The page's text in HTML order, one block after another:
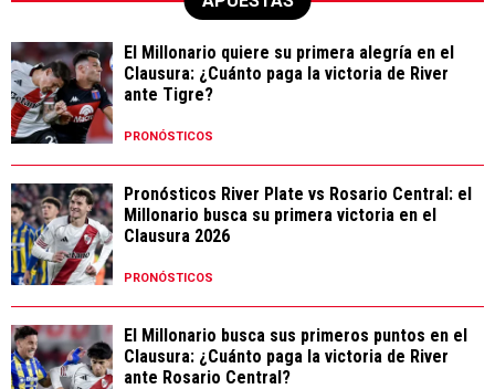
El Millonario quiere su primera alegría en el
Clausura: ¿Cuánto paga la victoria de River
ante Tigre?
PRONÓSTICOS
Pronósticos River Plate vs Rosario Central: el
Millonario busca su primera victoria en el
Clausura 2026
PRONÓSTICOS
El Millonario busca sus primeros puntos en el
Clausura: ¿Cuánto paga la victoria de River
ante Rosario Central?